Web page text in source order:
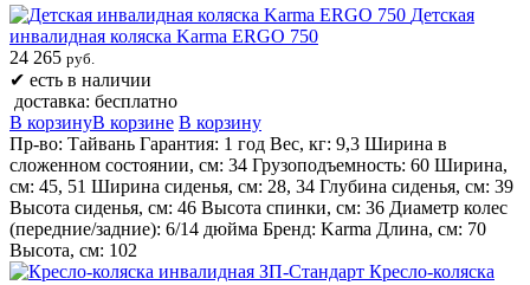
Детская
инвалидная коляска Karma ERGO 750
24 265 руб.
✔ есть в наличии
доставка: бесплатно
В корзинуВ корзине В корзину
Пр-во: Тайвань Гарантия: 1 год Вес, кг: 9,3 Ширина в
сложенном состоянии, см: 34 Грузоподъемность: 60 Ширина,
см: 45, 51 Ширина сиденья, см: 28, 34 Глубина сиденья, см: 39
Высота сиденья, см: 46 Высота спинки, см: 36 Диаметр колес
(передние/задние): 6/14 дюйма Бренд: Karma Длина, см: 70
Высота, см: 102
Кресло-коляска